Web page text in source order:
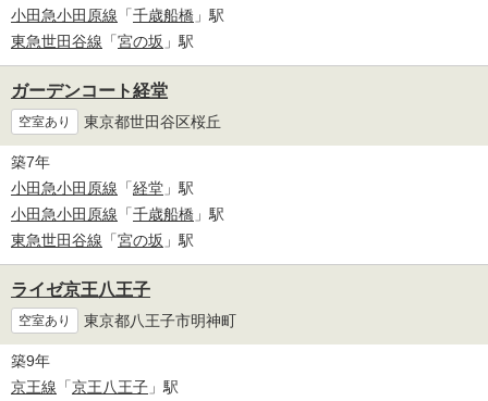
小田急小田原線 「千歳船橋 」駅
東急世田谷線 「宮の坂 」駅
ガーデンコート経堂
空室あり 東京都世田谷区桜丘
築7年
小田急小田原線 「経堂 」駅
小田急小田原線 「千歳船橋 」駅
東急世田谷線 「宮の坂 」駅
ライゼ京王八王子
空室あり 東京都八王子市明神町
築9年
京王線 「京王八王子 」駅